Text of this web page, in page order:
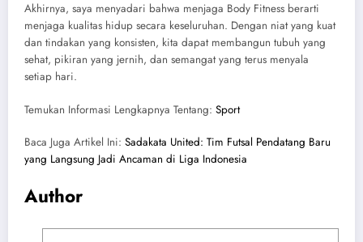
Akhirnya, saya menyadari bahwa menjaga Body Fitness berarti
menjaga kualitas hidup secara keseluruhan. Dengan niat yang kuat
dan tindakan yang konsisten, kita dapat membangun tubuh yang
sehat, pikiran yang jernih, dan semangat yang terus menyala
setiap hari.
Temukan Informasi Lengkapnya Tentang: Sport
Baca Juga Artikel Ini: Sadakata United: Tim Futsal Pendatang Baru
yang Langsung Jadi Ancaman di Liga Indonesia
Author